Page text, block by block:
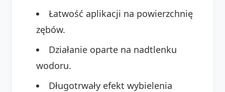
Łatwość aplikacji na powierzchnię
zębów.
Działanie oparte na nadtlenku
wodoru.
Długotrwały efekt wybielenia